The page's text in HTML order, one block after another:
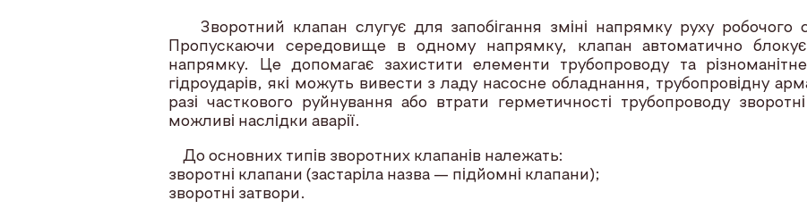
Зворотний клапан слугує для запобігання зміні напрямку руху робочого
Пропускаючи середовище в одному напрямку, клапан автоматично
напрямку. Це допомагає захистити елементи трубопроводу та
гідроударів, які можуть вивести з ладу насосне обладнання, трубопровідну
разі часткового руйнування або втрати герметичності трубопроводу
можливі наслідки аварії.
До основних типів зворотних клапанів належать:
зворотні клапани (застаріла назва — підйомні клапани);
зворотні затвори.